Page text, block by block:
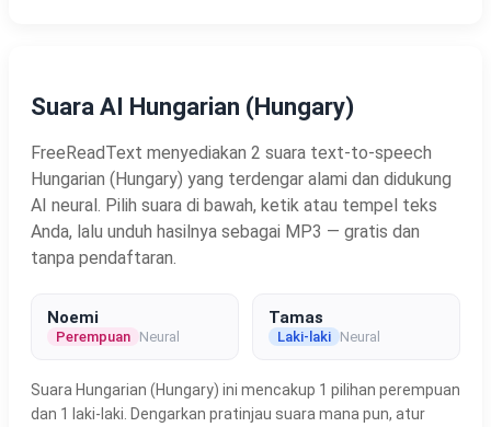
Suara AI Hungarian (Hungary)
FreeReadText menyediakan 2 suara text-to-speech
Hungarian (Hungary) yang terdengar alami dan didukung
AI neural. Pilih suara di bawah, ketik atau tempel teks
Anda, lalu unduh hasilnya sebagai MP3 — gratis dan
tanpa pendaftaran.
Noemi
Perempuan Neural
Tamas
Laki-laki Neural
Suara Hungarian (Hungary) ini mencakup 1 pilihan perempuan
dan 1 laki-laki. Dengarkan pratinjau suara mana pun, atur